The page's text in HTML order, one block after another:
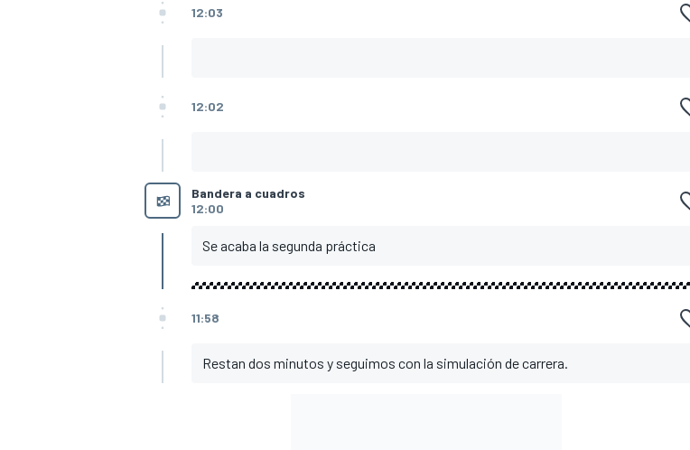
MÁS CATEGORÍAS
12:03
12:02
Bandera a cuadros
12:00
Se acaba la segunda práctica
11:58
Restan dos minutos y seguimos con la simulación de carrera.